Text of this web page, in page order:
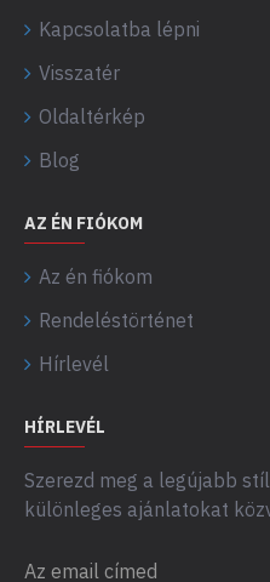
Kapcsolatba lépni
Visszatér
Oldaltérkép
Blog
AZ ÉN FIÓKOM
Az én fiókom
Rendeléstörténet
Hírlevél
HÍRLEVÉL
Szerezd meg a legújabb
különleges ajánlatokat